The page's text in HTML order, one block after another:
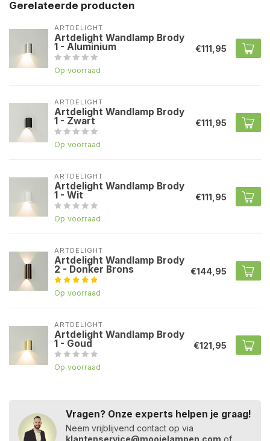
Gerelateerde producten
ARTDELIGHT
Artdelight Wandlamp Brody
1 - Aluminium
Op voorraad
€111,95
ARTDELIGHT
Artdelight Wandlamp Brody
1 - Zwart
Op voorraad
€111,95
ARTDELIGHT
Artdelight Wandlamp Brody
1 - Wit
Op voorraad
€111,95
ARTDELIGHT
Artdelight Wandlamp Brody
2 - Donker Brons
Op voorraad
€144,95
ARTDELIGHT
Artdelight Wandlamp Brody
1 - Goud
Op voorraad
€121,95
Vragen? Onze experts helpen je graag!
Neem vrijblijvend contact op via
klantenservice@mooielampen.com of